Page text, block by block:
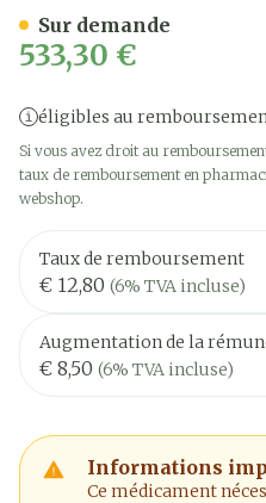
533,30 €
éligibles au
Si vous avez droit au
taux de remboursement en
webshop.
Taux de remboursement
€ 12,80 (6% TVA incluse)
Augmentation de la
€ 8,50 (6% TVA incluse)
Informations
Ce médicament
Sur demande